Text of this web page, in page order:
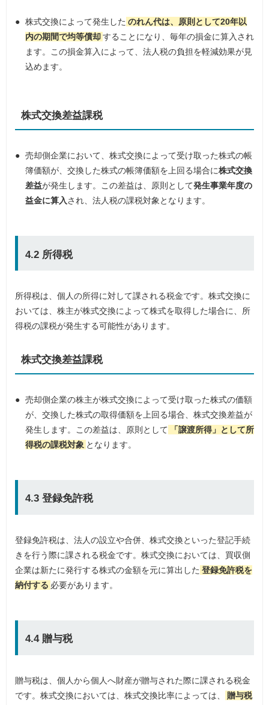
株式交換によって発生した のれん代は、原則として20年以
内の期間で均等償却することになり、毎年の損金に算入され
ます。この損金算入によって、法人税の負担を軽減効果が見
込めます。
株式交換差益課税
売却側企業において、株式交換によって受け取った株式の帳
簿価額が、交換した株式の帳簿価額を上回る場合に株式交換
差益が発生します。この差益は、原則として発生事業年度の
益金に算入され、法人税の課税対象となります。
4.2 所得税
所得税は、個人の所得に対して課される税金です。株式交換に
おいては、株主が株式交換によって株式を取得した場合に、所
得税の課税が発生する可能性があります。
株式交換差益課税
売却側企業の株主が株式交換によって受け取った株式の価額
が、交換した株式の取得価額を上回る場合、株式交換差益が
発生します。この差益は、原則として
「譲渡所得」として所
得税の課税対象 となります。
4.3 登録免許税
登録免許税は、法人の設立や合併、株式交換といった登記手続
きを行う際に課される税金です。株式交換においては、買収側
企業は新たに発行する株式の金額を元に算出した 登録免許税を
納付する 必要があります。
4.4 贈与税
贈与税は、個人から個人へ財産が贈与された際に課される税金
です。株式交換においては、株式交換比率によっては、
贈与税